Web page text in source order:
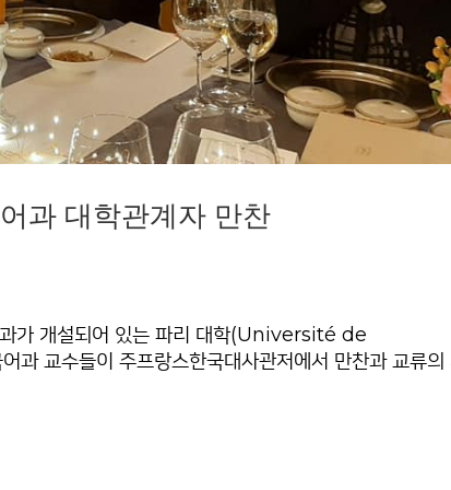
과 대학관계자 만찬
가 개설되어 있는 파리 대학(Université de
교수들이 주프랑스한국대사관저에서 만찬과 교류의